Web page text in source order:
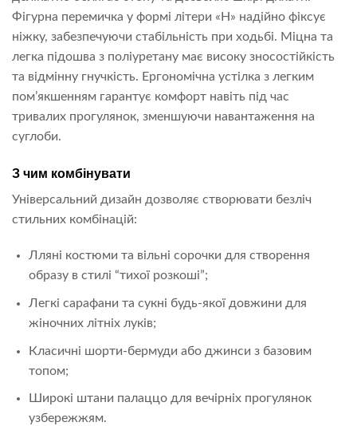
Фігурна перемичка у формі літери «H» надійно фіксує
ніжку, забезпечуючи стабільність при ходьбі. Міцна та
легка підошва з поліуретану має високу зносостійкість
та відмінну гнучкість. Ергономічна устілка з легким
пом’якшенням гарантує комфорт навіть під час
тривалих прогулянок, зменшуючи навантаження на
суглоби.
З чим комбінувати
Універсальний дизайн дозволяє створювати безліч
стильних комбінацій:
Лляні костюми та вільні сорочки для створення
образу в стилі “тихої розкоші”;
Легкі сарафани та сукні будь-якої довжини для
жіночних літніх луків;
Класичні шорти-бермуди або джинси з базовим
топом;
Широкі штани палаццо для вечірніх прогулянок
узбережжям.